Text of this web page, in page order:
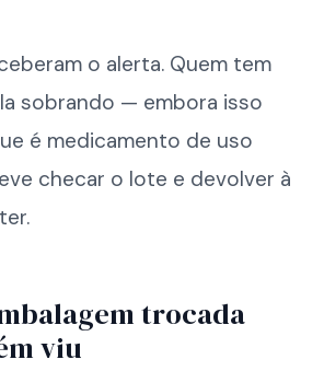
o alerta. Quem tem
sobrando — embora isso
é medicamento de uso
checar o lote e devolver à
trocada
viu